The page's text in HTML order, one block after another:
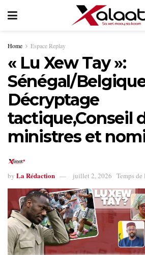
Home Espace Replay
« Lu Xew Tay »:
Sénégal/
Décryptage
tactique,Conseil
ministres et
by La Rédaction juillet 2, 2026 Temps